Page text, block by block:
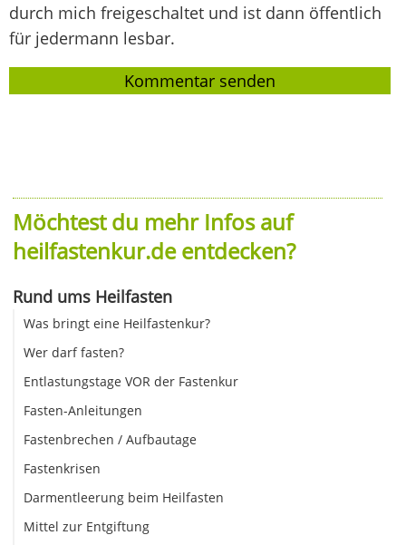
durch mich freigeschaltet und ist dann öffentlich
für jedermann lesbar.
Möchtest du mehr Infos auf
heilfastenkur.de entdecken?
Rund ums Heilfasten
Was bringt eine Heilfastenkur?
Wer darf fasten?
Entlastungstage VOR der Fastenkur
Fasten-Anleitungen
Fastenbrechen / Aufbautage
Fastenkrisen
Darmentleerung beim Heilfasten
Mittel zur Entgiftung